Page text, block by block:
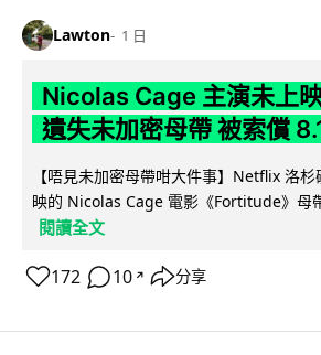
Lawton 1 日
Nicolas Cage 主演未上
遺失未加密母帶 被索償
【唔見未加密母帶咁大件事】Netflix 洛
映的 Nicolas Cage 電影《Fortitude》母
閱讀全文
172 10 ↗ 分享